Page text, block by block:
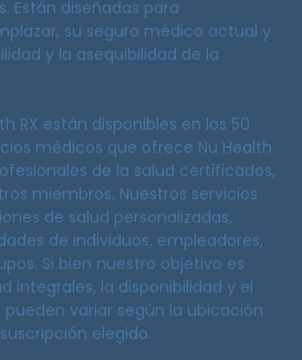
Están diseñadas para
su seguro médico actual y
y la asequibilidad de la
RX están disponibles en los 50
médicos que ofrece Nu Health
de la salud certificados,
miembros. Nuestros servicios
de salud personalizadas,
de individuos, empleadores,
Si bien nuestro objetivo es
integrales, la disponibilidad y el
variar según la ubicación
elegido.